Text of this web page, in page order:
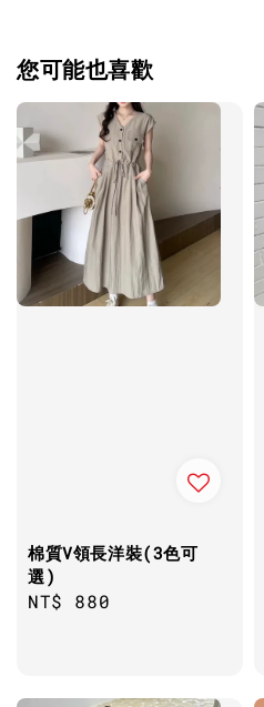
您可能也喜歡
棉質V領長洋裝(3色可
選)
Regular
NT$ 880